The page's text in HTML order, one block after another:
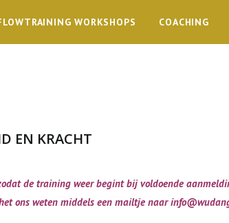
WORKSHOPS COACHING
EN KRACHT
de training weer begint bij voldoende
ons weten middels een mailtje naar